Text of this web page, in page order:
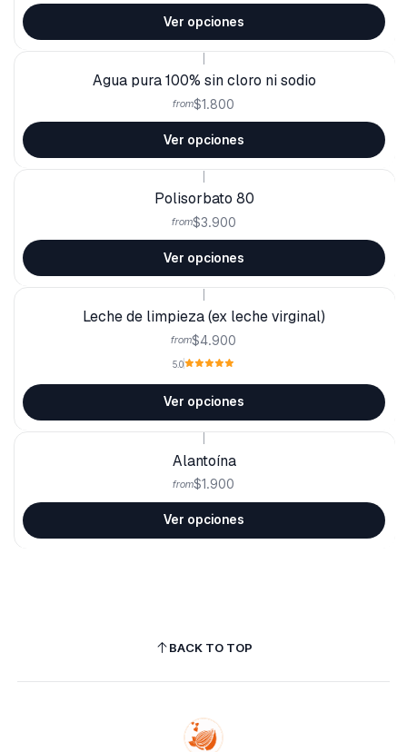
Ver opciones
Agua pura 100% sin cloro ni sodio
from$1.800
Ver opciones
Polisorbato 80
from$3.900
Ver opciones
Leche de limpieza (ex leche virginal)
from$4.900
5.0
Ver opciones
Alantoína
from$1.900
Ver opciones
BACK TO TOP